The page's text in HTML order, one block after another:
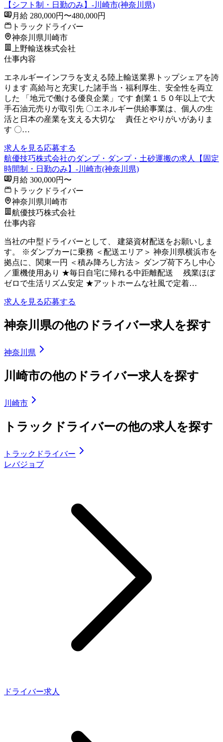
【シフト制・日勤のみ】-川崎市(神奈川県)
月給 280,000円〜480,000円
トラックドライバー
神奈川県川崎市
上野輸送株式会社
仕事内容
エネルギーインフラを支える陸上輸送業界トップシェアを誇
ります 高給与と充実した諸手当・福利厚生、安全性を両立
した 「地元で働ける優良企業」です 創業１５０年以上で大
手石油元売りが取引先 〇エネルギー供給事業は、個人の生
活と日本の産業を支える大切な 責任とやりがいがありま
す 〇…
求人を見る応募する
航優技巧株式会社のダンプ・ダンプ・土砂運搬の求人【固定
時間制・日勤のみ】-川崎市(神奈川県)
月給 300,000円〜
トラックドライバー
神奈川県川崎市
航優技巧株式会社
仕事内容
当社の中型ドライバーとして、 建築資材配送をお願いしま
す。 ※ダンプカーに乗務 ＜配送エリア＞ 神奈川県横浜市を
拠点に、関東一円 ＜積み降ろし方法＞ ダンプ荷下ろし中心
／重機使用あり ★毎日自宅に帰れる中距離配送 残業ほぼ
ゼロで生活リズム安定 ★アットホームな社風で定着…
求人を見る応募する
神奈川県の他のドライバー求人を探す
神奈川県
川崎市の他のドライバー求人を探す
川崎市
トラックドライバーの他の求人を探す
トラックドライバー
レバジョブ
ドライバー求人